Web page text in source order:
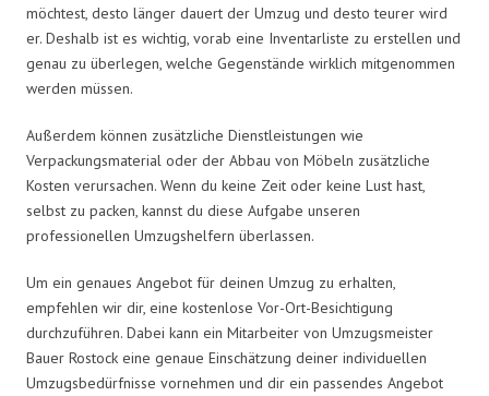
möchtest, desto länger dauert der Umzug und desto teurer wird
er. Deshalb ist es wichtig, vorab eine Inventarliste zu erstellen und
genau zu überlegen, welche Gegenstände wirklich mitgenommen
werden müssen.
Außerdem können zusätzliche Dienstleistungen wie
Verpackungsmaterial oder der Abbau von Möbeln zusätzliche
Kosten verursachen. Wenn du keine Zeit oder keine Lust hast,
selbst zu packen, kannst du diese Aufgabe unseren
professionellen Umzugshelfern überlassen.
Um ein genaues Angebot für deinen Umzug zu erhalten,
empfehlen wir dir, eine kostenlose Vor-Ort-Besichtigung
durchzuführen. Dabei kann ein Mitarbeiter von Umzugsmeister
Bauer Rostock eine genaue Einschätzung deiner individuellen
Umzugsbedürfnisse vornehmen und dir ein passendes Angebot